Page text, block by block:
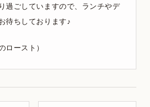
過ごしていますので、ランチやデ
待ちしております♪
ロースト）